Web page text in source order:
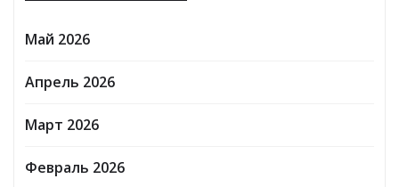
Май 2026
Апрель 2026
Март 2026
Февраль 2026